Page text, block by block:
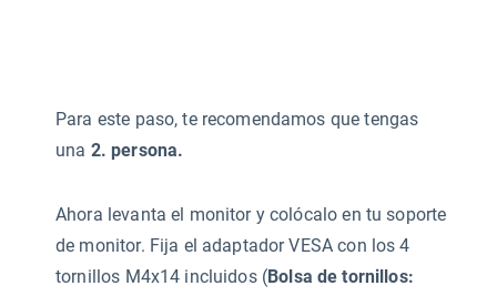
Para este paso, te recomendamos que tengas
una 2. persona.
Ahora levanta el monitor y colócalo en tu soporte
de monitor. Fija el adaptador VESA con los 4
tornillos M4x14 incluidos (Bolsa de tornillos: